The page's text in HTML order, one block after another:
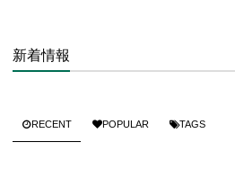
新着情報
RECENT POPULAR TAGS